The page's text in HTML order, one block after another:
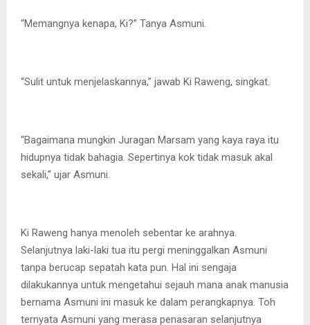
“Memangnya kenapa, Ki?” Tanya Asmuni.
“Sulit untuk menjelaskannya,” jawab Ki Raweng, singkat.
“Bagaimana mungkin Juragan Marsam yang kaya raya itu
hidupnya tidak bahagia. Sepertinya kok tidak masuk akal
sekali,” ujar Asmuni.
Ki Raweng hanya menoleh sebentar ke arahnya.
Selanjutnya laki-laki tua itu pergi meninggalkan Asmuni
tanpa berucap sepatah kata pun. Hal ini sengaja
dilakukannya untuk mengetahui sejauh mana anak manusia
bernama Asmuni ini masuk ke dalam perangkapnya. Toh
ternyata Asmuni yang merasa penasaran selanjutnya